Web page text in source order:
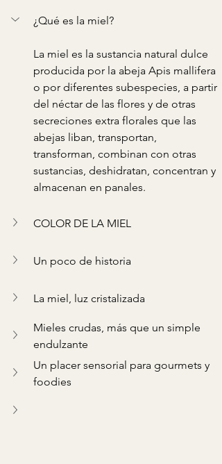
¿Qué es la miel?
La miel es la sustancia natural dulce
producida por la abeja Apis mallifera
o por diferentes subespecies, a partir
del néctar de las flores y de otras
secreciones extra florales que las
abejas liban, transportan,
transforman, combinan con otras
sustancias, deshidratan, concentran y
almacenan en panales.
COLOR DE LA MIEL
Un poco de historia
La miel, luz cristalizada
Mieles crudas, más que un simple
endulzante
Un placer sensorial para gourmets y
foodies